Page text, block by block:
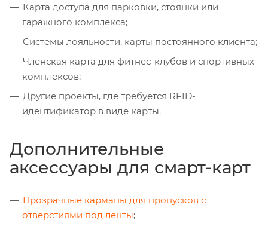
Карта доступа для парковки, стоянки или
гаражного комплекса;
Системы лояльности, карты постоянного клиента;
Членская карта для фитнес-клубов и спортивных
комплексов;
Другие проекты, где требуется RFID-
идентификатор в виде карты.
Дополнительные
аксессуары для смарт-карт
Прозрачные карманы для пропусков с
отверстиями под ленты;